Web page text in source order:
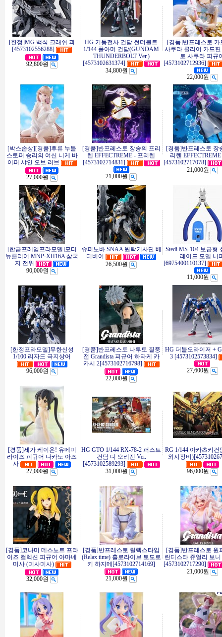
[한정]MG 백식 크래쉬 괴
[4573102556288]
92,800원
HG 기동전사 건담 썬더볼트
1/144 풀아머 건담(GUNDAM
THUNDERBOLT Ver.)
[4573102631374]
34,800원
[경품]반프레스토 카
사쿠라 클리어 카드
토 사쿠라 피규
[4573102712936]
22,000원
[박스손상][경품]후류 누들
스토퍼 승리의 여신 니케 바
이퍼 샤인 오브 러브
27,000원
[경품]반프레스토 장송의 프리
렌 EFFECTREME - 프리렌
[4573102714831]
21,000원
[경품]반프레스토 장
리렌
[4573102717078]
21,000원
[합금프레임프라모델]모터
뉴클리어 MNP-XH16A 삼국
지 전위
90,000원
슈퍼노바 SNAA 원탁기사단 베
디비어
26,500원
Stedi MS-104 보급형
레이드 모델 니
[6975400110137]
11,000원
[한정프라모델]무한신성
1/100 리자드 극지상어
96,000원
[경품]반프레스토 나루토 질풍
전 Grandista 피규어 하타케 카
카시 2[4573102716798]
22,000원
HG 더블오라이저 +
3 [4573102573834]
27,600원
[경품]세가 케이온! 유메미
라이즈 피규어 나카노 아즈
사
27,000원
HG GTO 1/144 RX-78-2 퍼스트
건담 디 오리진 Ver.
[4573102589293]
31,000원
RG 1/144 아카츠키건
와시장비
96,000원
[경품]코나미 데스노트 프라
이즈 컬렉션 피규어 아마네
미사 (미사미사)
32,000원
[경품]반프레스토 릴렉스타임
(Relax time) 홀로라이브 토도로
키 하지메[4573102714169]
21,000원
[경품]반프레스토 원
란디스타 쥬얼리 보
[4573102717290]
21,000원